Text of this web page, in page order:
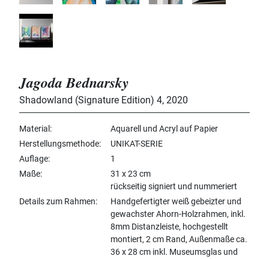
Jagoda Bednarsky
Shadowland (Signature Edition) 4, 2020
Material
Aquarell und Acryl auf Papier
Herstellungsmethode
UNIKAT-SERIE
Auflage
1
Maße
31 x 23 cm
rückseitig signiert und nummeriert
Details zum Rahmen
Handgefertigter weiß gebeizter und
gewachster Ahorn-Holzrahmen, inkl.
8mm Distanzleiste, hochgestellt
montiert, 2 cm Rand, Außenmaße ca.
36 x 28 cm inkl. Museumsglas und